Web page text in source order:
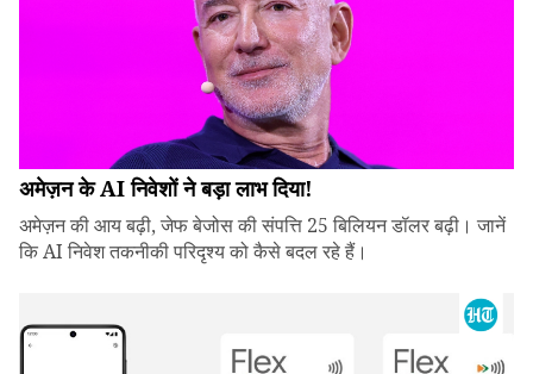
अमेज़न के AI निवेशों ने बड़ा लाभ दिया!
अमेज़न की आय बढ़ी, जेफ बेजोस की संपत्ति 25 बिलियन डॉलर बढ़ी। जानें
कि AI निवेश तकनीकी परिदृश्य को कैसे बदल रहे हैं।